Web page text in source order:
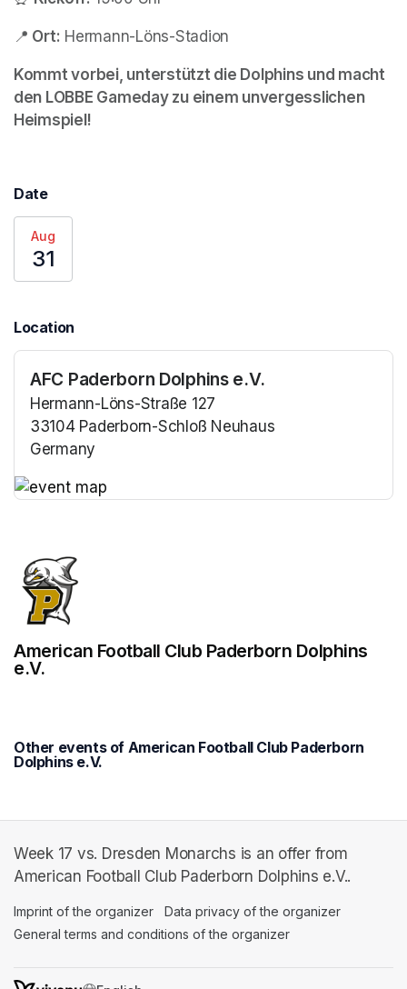
📍 Ort: Hermann-Löns-Stadion
Kommt vorbei, unterstützt die Dolphins und macht
den LOBBE Gameday zu einem unvergesslichen
Heimspiel!
Date
Aug
31
Location
AFC Paderborn Dolphins e.V.
Hermann-Löns-Straße 127
33104 Paderborn-Schloß Neuhaus
Germany
American Football Club Paderborn Dolphins
e.V.
Other events of American Football Club Paderborn
Dolphins e.V.
Week 17 vs. Dresden Monarchs is an offer from
American Football Club Paderborn Dolphins e.V..
Imprint of the organizer (opens in a new tab)
Data privacy of the organizer
General terms and conditions of the organizer